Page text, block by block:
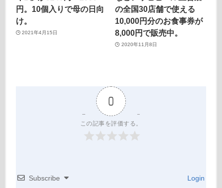
円。10個入りで母の日向
け。
2021年4月15日
の全国30店舗で使える
10,000円分のお食事券が
8,000円で販売中。
2020年11月8日
0
この記事を評価する。
Subscribe Login